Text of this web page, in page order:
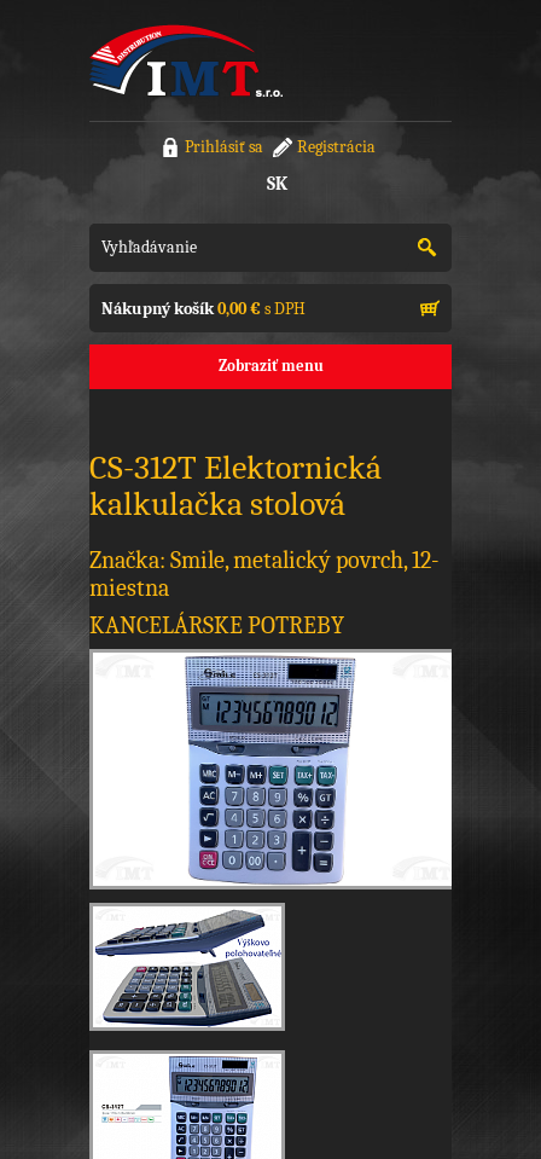
Prihlásiť sa Registrácia
SK
Nákupný košík0,00 €s DPH
Zobraziť menu
CS-312T Elektornická
kalkulačka stolová
Značka: Smile, metalický povrch, 12-
miestna
KANCELÁRSKE POTREBY